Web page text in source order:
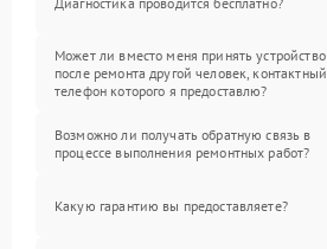
Может ли вместо меня принять устройство
после ремонта другой человек, контактный
телефон которого я предоставлю?
Возможно ли получать обратную связь в
процессе выполнения ремонтных работ?
Какую гарантию вы предоставляете?